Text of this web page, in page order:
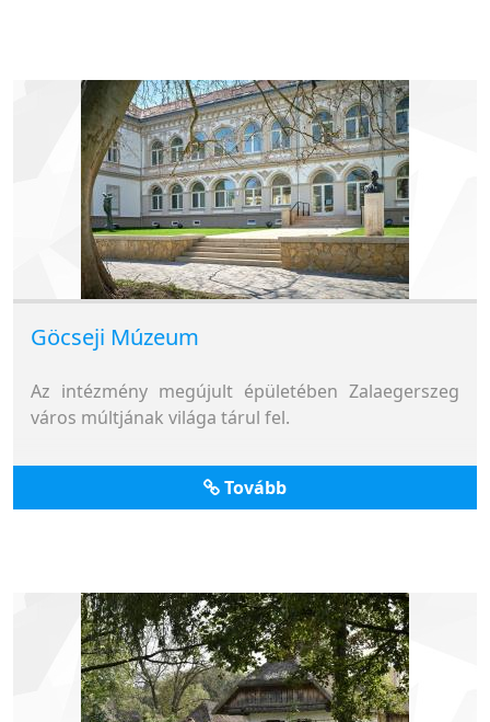
Göcseji Múzeum
Az intézmény megújult épületében Zalaegerszeg
város múltjának világa tárul fel.
Tovább